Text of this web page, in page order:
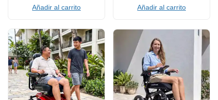
Añadir al carrito Añadir al carrito